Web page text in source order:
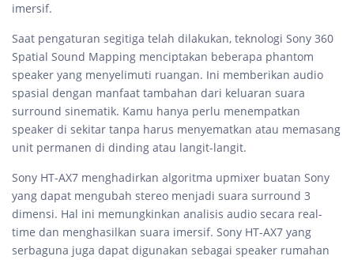
imersif.
Saat pengaturan segitiga telah dilakukan, teknologi Sony 360
Spatial Sound Mapping menciptakan beberapa phantom
speaker yang menyelimuti ruangan. Ini memberikan audio
spasial dengan manfaat tambahan dari keluaran suara
surround sinematik. Kamu hanya perlu menempatkan
speaker di sekitar tanpa harus menyematkan atau memasang
unit permanen di dinding atau langit-langit.
Sony HT-AX7 menghadirkan algoritma upmixer buatan Sony
yang dapat mengubah stereo menjadi suara surround 3
dimensi. Hal ini memungkinkan analisis audio secara real-
time dan menghasilkan suara imersif. Sony HT-AX7 yang
serbaguna juga dapat digunakan sebagai speaker rumahan